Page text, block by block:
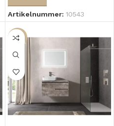
Artikelnummer: 10543
SALE